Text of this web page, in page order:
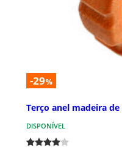
-29%
Terço anel madeira
DISPONÍVEL